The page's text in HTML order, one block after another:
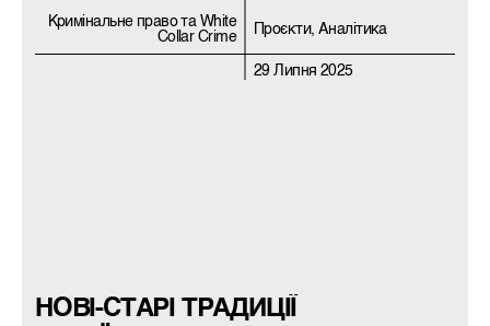
Кримiнальне право та White
Collar Crime
Проєкти, Аналітика
29 Липня 2025
НОВІ-СТАРІ ТРАДИЦІЇ